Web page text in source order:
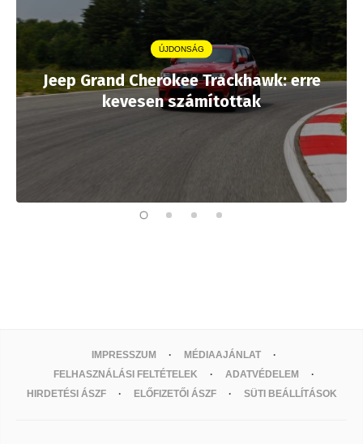
ÚJDONSÁG
Jeep Grand Cherokee Trackhawk: erre
kevesen számítottak
IMPRESSZUM
MÉDIAAJÁNLAT
FELHASZNÁLÁSI FELTÉTELEK
ADATVÉDELEM
HIRDETÉSI ÁSZF
ELŐFIZETŐI ÁSZF SÜTI BEÁLLÍTÁSOK